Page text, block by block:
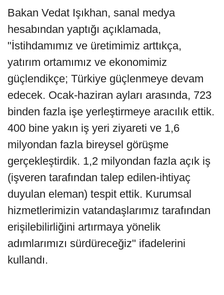
Bakan Vedat Işıkhan, sanal medya
hesabından yaptığı açıklamada,
"İstihdamımız ve üretimimiz arttıkça,
yatırım ortamımız ve ekonomimiz
güçlendikçe; Türkiye güçlenmeye devam
edecek. Ocak-haziran ayları arasında, 723
binden fazla işe yerleştirmeye aracılık ettik.
400 bine yakın iş yeri ziyareti ve 1,6
milyondan fazla bireysel görüşme
gerçekleştirdik. 1,2 milyondan fazla açık iş
(işveren tarafından talep edilen-ihtiyaç
duyulan eleman) tespit ettik. Kurumsal
hizmetlerimizin vatandaşlarımız tarafından
erişilebilirliğini artırmaya yönelik
adımlarımızı sürdüreceğiz" ifadelerini
kullandı.